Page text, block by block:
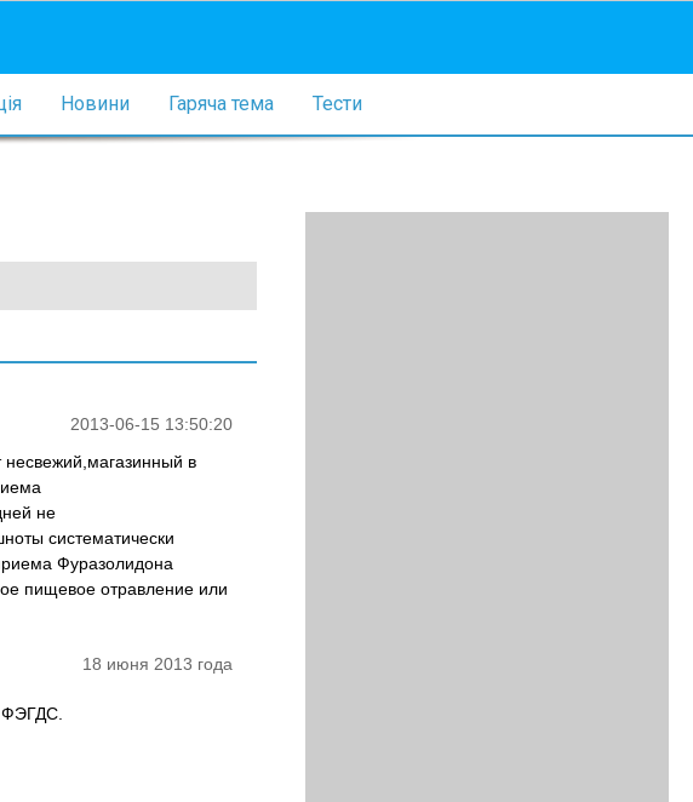
Новини Гаряча тема Тести
2013-06-15 13:50:20
в
не
систематически
Фуразолидона
пищевое отравление или
18 июня 2013 года
ФЭГДС.